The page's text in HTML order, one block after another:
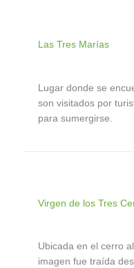
Las Tres Marías
Lugar donde se
son visitados por
para sumergirse.
Virgen de los Tres
Ubicada en el cerro
imagen fue traída